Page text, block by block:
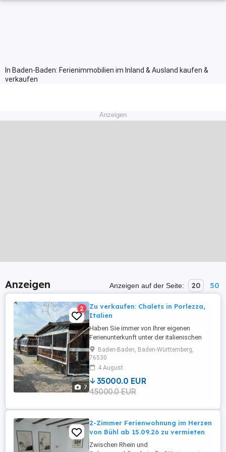
In Baden-Baden: Ferienimmobilien im Inland & Ausland kaufen &
verkaufen
Anzeigen
Anzeigen Anzeigen auf der Seite: 20 50
7
2
Zu verkaufen: Chalets in Porlezza,
Italien
Haben Sie immer von Ihrer eigenen
Ferienunterkunft unter der italienischen
Sonne geträumt? Jetzt haben Sie die
Chance! Beschreibung Vollständig
eingerichtete Chalets mit Veranda auf
Camping International, direkt am
Luganersee (Norditalien). Mit
Vermietungsmöglichkeiten über den
Baden-Baden, Baden-Württemberg,
76530
4 August
35000.0 EUR
45000.0 EUR
2-Zimmer Ferienwohnung im Herzen
von Bühl ab 15.09.26 zu vermieten
Zwischen Rhein und